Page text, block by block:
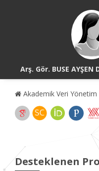
Arş. Gör. BUSE AYŞEN
Akademik Veri Yönetim
Desteklenen